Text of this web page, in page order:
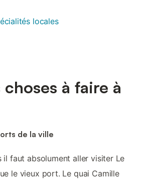
locales
à faire à
de la ville
il faut absolument aller visiter Le
le vieux port. Le quai Camille